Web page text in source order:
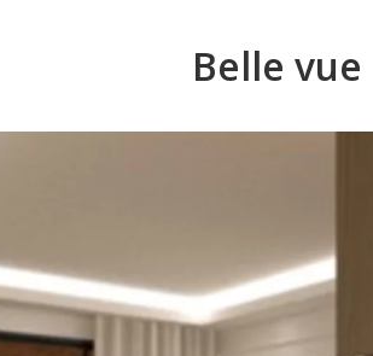
Belle